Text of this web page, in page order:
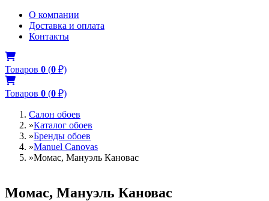
О компании
Доставка и оплата
Контакты
Товаров 0 (0 ₽)
Товаров 0 (0 ₽)
Салон обоев
»Каталог обоев
»Бренды обоев
»Manuel Canovas
»Момас, Мануэль Кановас
Момас, Мануэль Кановас